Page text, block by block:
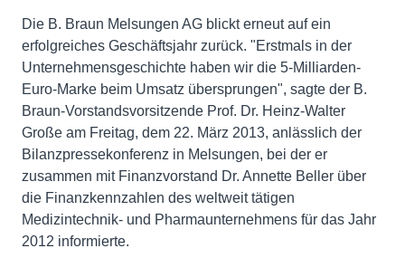
Die B. Braun Melsungen AG blickt erneut auf ein
erfolgreiches Geschäftsjahr zurück. "Erstmals in der
Unternehmensgeschichte haben wir die 5-Milliarden-
Euro-Marke beim Umsatz übersprungen", sagte der B.
Braun-Vorstandsvorsitzende Prof. Dr. Heinz-Walter
Große am Freitag, dem 22. März 2013, anlässlich der
Bilanzpressekonferenz in Melsungen, bei der er
zusammen mit Finanzvorstand Dr. Annette Beller über
die Finanzkennzahlen des weltweit tätigen
Medizintechnik- und Pharmaunternehmens für das Jahr
2012 informierte.